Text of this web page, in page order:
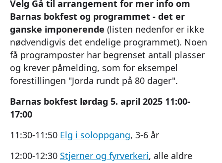
Velg Gå til arrangement for mer info om
Barnas bokfest og programmet - det er
ganske imponerende (listen nedenfor er ikke
nødvendigvis det endelige programmet). Noen
få programposter har begrenset antall plasser
og krever påmelding, som for eksempel
forestillingen "Jorda rundt på 80 dager".
Barnas bokfest lørdag 5. april 2025 11:00-
17:00
11:30-11:50 Elg i soloppgang, 3-6 år
12:00-12:30 Stjerner og fyrverkeri, alle aldre